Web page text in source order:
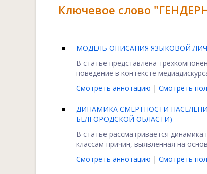
Ключевое слово
МОДЕЛЬ ОПИСАНИЯ ЯЗЫКОВОЙ
В статье представлена
поведение в контексте
Смотреть аннотацию | Смотреть
ДИНАМИКА СМЕРТНОСТИ
БЕЛГОРОДСКОЙ ОБЛАСТИ)
В статье рассматривается
классам причин, выявленная на
Смотреть аннотацию | Смотреть